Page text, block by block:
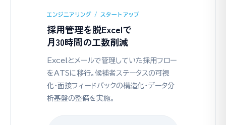
エンジニアリング / スタートアップ
採用管理を脱Excelで
月30時間の工数削減
Excelとメールで管理していた採用フロー
をATSに移行。候補者ステータスの可視
化・面接フィードバックの構造化・データ分
析基盤の整備を実施。